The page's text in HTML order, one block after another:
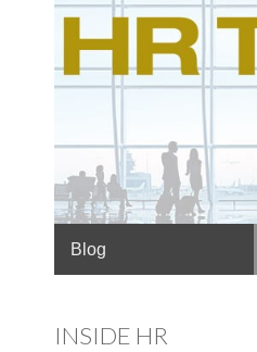
Hauptmenü
Blog
INSIDE HR